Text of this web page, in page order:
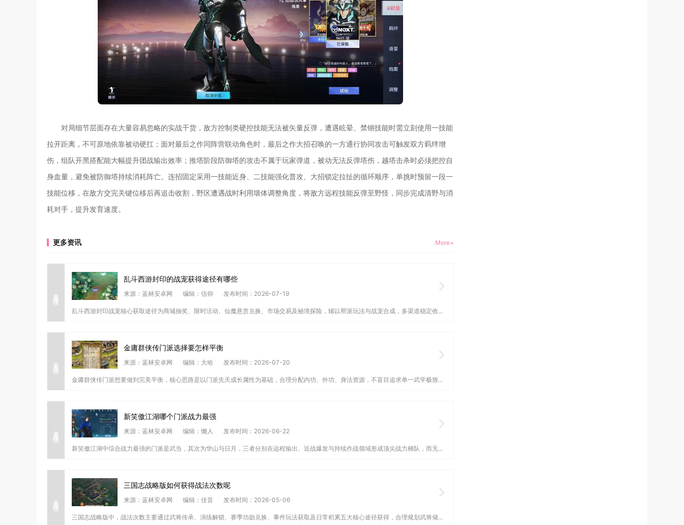
对局细节层面存在大量容易忽略的实战干货，敌方控制类硬控技能无法被矢量反弹，遭遇眩晕、禁锢技能时需立刻使用一技能
拉开距离，不可原地依靠被动硬扛；面对最后之作同阵营联动角色时，最后之作大招召唤的一方通行协同攻击可触发双方羁绊增
伤，组队开黑搭配能大幅提升团战输出效率；推塔阶段防御塔的攻击不属于玩家弹道，被动无法反弹塔伤，越塔击杀时必须把控自
身血量，避免被防御塔持续消耗阵亡。连招固定采用一技能近身、二技能强化普攻、大招锁定拉扯的循环顺序，单挑时预留一段一
技能位移，在敌方交完关键位移后再追击收割，野区遭遇战时利用墙体调整角度，将敌方远程技能反弹至野怪，同步完成清野与消
耗对手，提升发育速度。
更多资讯 More+
查看详情
乱斗西游封印的战宠获得途径有哪些
来源：蓝林安卓网 编辑：信仰 发布时间：2026-07-19
乱斗西游封印战宠核心获取途径为商城抽奖、限时活动、仙魔悬赏兑换、市场交易及秘境探险，辅以帮派玩法与战宠合成，多渠道稳定收...
查看详情
金庸群侠传门派选择要怎样平衡
来源：蓝林安卓网 编辑：大哈 发布时间：2026-07-20
金庸群侠传门派想要做到完美平衡，核心思路是以门派先天成长属性为基础，合理分配内功、外功、身法资源，不盲目追求单一武学极致...
查看详情
新笑傲江湖哪个门派战力最强
来源：蓝林安卓网 编辑：懒人 发布时间：2026-06-22
新笑傲江湖中综合战力最强的门派是武当，其次为华山与日月，三者分别在远程输出、近战爆发与持续作战领域形成顶尖战力梯队，而无...
查看详情
三国志战略版如何获得战法次数呢
来源：蓝林安卓网 编辑：佳音 发布时间：2026-05-06
三国志战略版中，战法次数主要通过武将传承、演练解锁、赛季功勋兑换、事件玩法获取及日常积累五大核心途径获得，合理规划武将储...